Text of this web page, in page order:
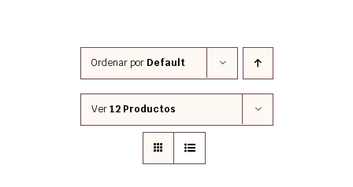
Ordenar por Default
Ver12 Productos